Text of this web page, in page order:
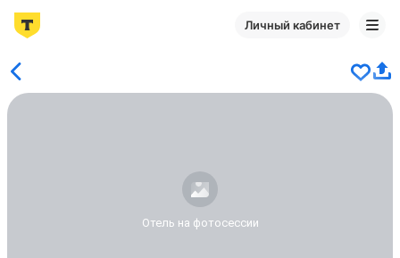
Личный кабинет
Отель на фотосессии